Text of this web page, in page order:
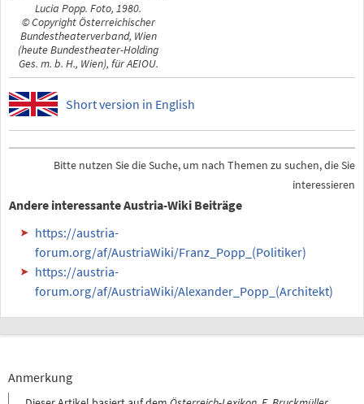
Lucia Popp. Foto, 1980.
© Copyright Österreichischer
Bundestheaterverband, Wien
(heute Bundestheater-Holding
Ges. m. b. H., Wien), für AEIOU.
Short version in English
Bitte nutzen Sie die Suche, um nach Themen zu suchen, die Sie
interessieren
Andere interessante Austria-Wiki Beiträge
https://austria-
forum.org/af/AustriaWiki/Franz_Popp_(Politiker)
https://austria-
forum.org/af/AustriaWiki/Alexander_Popp_(Architekt)
Anmerkung